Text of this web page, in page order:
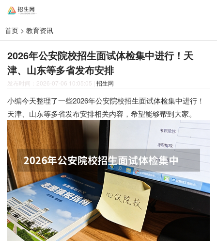
首页 > 教育资讯
2026年公安院校招生面试体检集中进行！天
津、山东等多省发布安排
发布时间：2026-07-06 10:05:05 | 招生网
小编今天整理了一些2026年公安院校招生面试体检集中进行！
天津、山东等多省发布安排相关内容，希望能够帮到大家。